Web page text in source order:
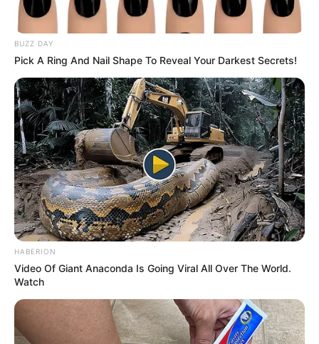
BUZZ DAY
Pick A Ring And Nail Shape To Reveal Your Darkest Secrets!
HABERION
Video Of Giant Anaconda Is Going Viral All Over The World.
Watch